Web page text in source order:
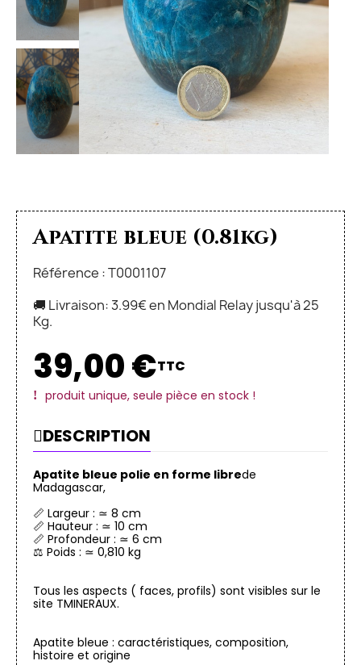
Apatite bleue (0.81kg)
Référence : T0001107
🚚 Livraison: 3.99€ en Mondial Relay jusqu'à 25
Kg.
39,00 €TTC
produit unique, seule pièce en stock !
DESCRIPTION
Apatite bleue polie en forme librede
Madagascar,
📏 Largeur : ≃ 8 cm
📏 Hauteur : ≃ 10 cm
📏 Profondeur : ≃ 6 cm
⚖️ Poids : ≃ 0,810 kg
Tous les aspects ( faces, profils) sont visibles sur le
site TMINERAUX.
Apatite bleue : caractéristiques, composition,
histoire et origine